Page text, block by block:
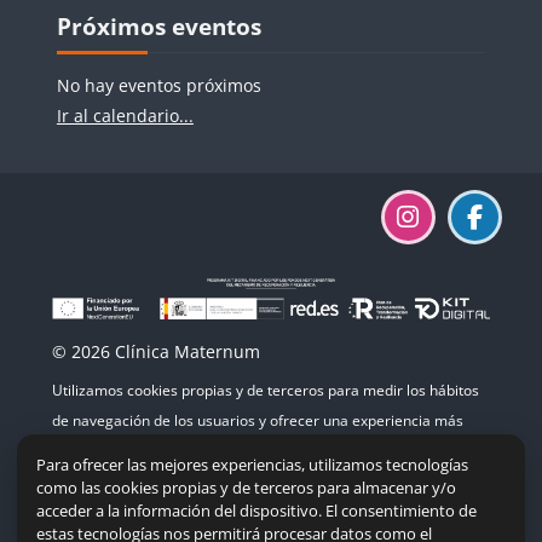
Bloques
Próximos eventos
No hay eventos próximos
Ir al calendario...
© 2026 Clínica Maternum
Utilizamos cookies propias y de terceros para medir los hábitos
de navegación de los usuarios y ofrecer una experiencia más
su uso.
Para ofrecer las mejores experiencias, utilizamos tecnologías
como las cookies propias y de terceros para almacenar y/o
acceder a la información del dispositivo. El consentimiento de
estas tecnologías nos permitirá procesar datos como el